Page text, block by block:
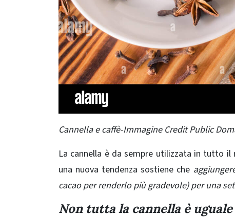
Cannella e caffè-Immagine Credit Public
La cannella è da sempre utilizzata in tutto
una nuova tendenza sostiene che
cacao per renderlo più gradevole) per una
Non tutta la cannella è uguale